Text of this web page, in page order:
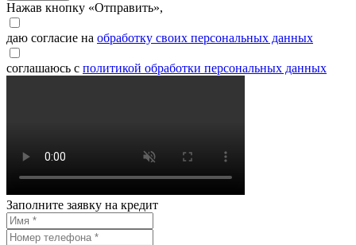
Нажав кнопку «Отправить»,
даю согласие на обработку своих персональных данных
соглашаюсь с политикой обработки персональных данных
Заполните заявку на кредит